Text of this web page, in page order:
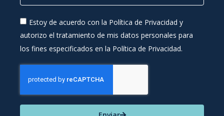
Estoy de acuerdo con la Política de Privacidad y
autorizo el tratamiento de mis datos personales para
los fines especificados en la Política de Privacidad.